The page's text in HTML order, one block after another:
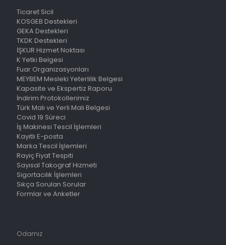
Ticaret Sicil
KOSGEB Destekleri
GEKA Destekleri
TKDK Destekleri
İŞKUR Hizmet Noktası
K Yetki Belgesi
Fuar Organizasyonları
MEYBEM Mesleki Yeterlilik Belgesi
Kapasite ve Ekspertiz Raporu
İndirim Protokollerimiz
Türk Malı ve Yerli Malı Belgesi
Covid 19 Süreci
İş Makinesi Tescil İşlemleri
Kayıtlı E-posta
Marka Tescil İşlemleri
Rayiç Fiyat Tespiti
Sayısal Takograf Hizmeti
Sigortacılık İşlemleri
Sıkça Sorulan Sorular
Formlar ve Anketler
Odamız